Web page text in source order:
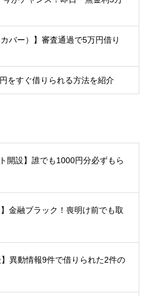
バー）】審査通過で5万円借り
をすぐ借りられる方法を紹介
開設】誰でも1000円分必ずもら
】金融ブラック！喪明け前でも取
】異動情報9件で借りられた2件の